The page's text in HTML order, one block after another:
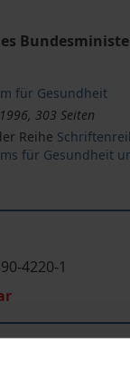
für Gesundheit
303 Seiten
Reihe
für Gesundheit
4220-1